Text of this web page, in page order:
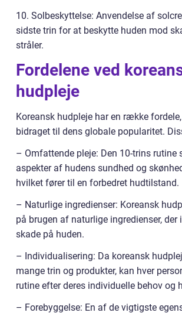
10. Solbeskyttelse: Anvendelse af
sidste trin for at beskytte huden mod
stråler.
Fordelene ved
hudpleje
Koreansk hudpleje har en række
bidraget til dens globale popularitet.
– Omfattende pleje: Den 10-trins rutine
aspekter af hudens sundhed og
hvilket fører til en forbedret hudtilstand.
– Naturlige ingredienser: Koreansk
på brugen af naturlige ingredienser, der
skade på huden.
– Individualisering: Da koreansk
mange trin og produkter, kan hver
rutine efter deres individuelle behov og
– Forebyggelse: En af de vigtigste